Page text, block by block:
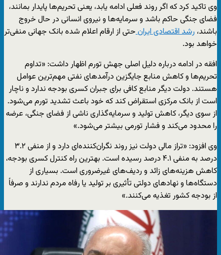
وی تاکید کرد که اگر روند فعلی ادامه یابد، یعنی تحریم‌ها پایدار بمانند،
فضای جنگی حاکم باشد و سرمایه‌ها و نیروی انسانی در حال خروج
باشند، رشد اقتصادی ایرانحتی از ارقام اعلام شده بانک جهانی منفی‌تر
خواهد بود.
افقه در ادامه درباره دلیل اصلی جهش تورم اظهار داشت: «تداوم
تحریم‌ها و کاهش منابع جایگزین درآمدهای نفتی مهم‌ترین عوامل
هستند. دولت دیگر منابع کافی برای جبران کسری بودجه ندارد و ناچار
است از بانک مرکزی استقراض کند که خود باعث تشدید تورم می‌شود.
از سوی دیگر، کاهش تولید و سرمایه‌گذاری ناشی از فضای جنگی، عرضه
را محدود می‌کند و فشار تورمی بیشتر می‌شود.»
وی افزود: «تراز مالی دولت نیز روند نگران‌کننده‌ای دارد و از منفی ۳.۲
درصد به منفی ۴.۱ درصد رسیده است. بهترین راه کنترل کسری بودجه،
کاهش هزینه‌های زائد و ردیف‌های غیرضروری است. بسیاری از
دستگاه‌ها و نهادهای دولتی تأثیری بر تولید یا رفاه مردم ندارند و صرفاً
از بودجه کشور تغذیه می‌کنند.»